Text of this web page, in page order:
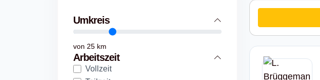
Umkreis
von 25 km
Arbeitszeit
Vollzeit